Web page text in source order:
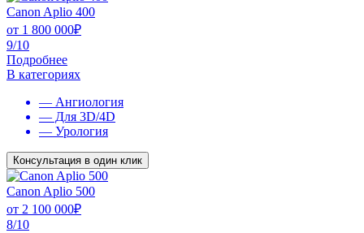
Canon Aplio 400
от 1 800 000₽
9/10
Подробнее
В категориях
— Ангиология
— Для 3D/4D
— Урология
Консультация в один клик
Canon Aplio 500
от 2 100 000₽
8/10